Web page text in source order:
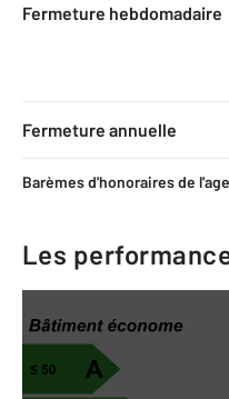
Fermeture hebdomadaire
Fermeture annuelle
Barèmes d'honoraires de
Les